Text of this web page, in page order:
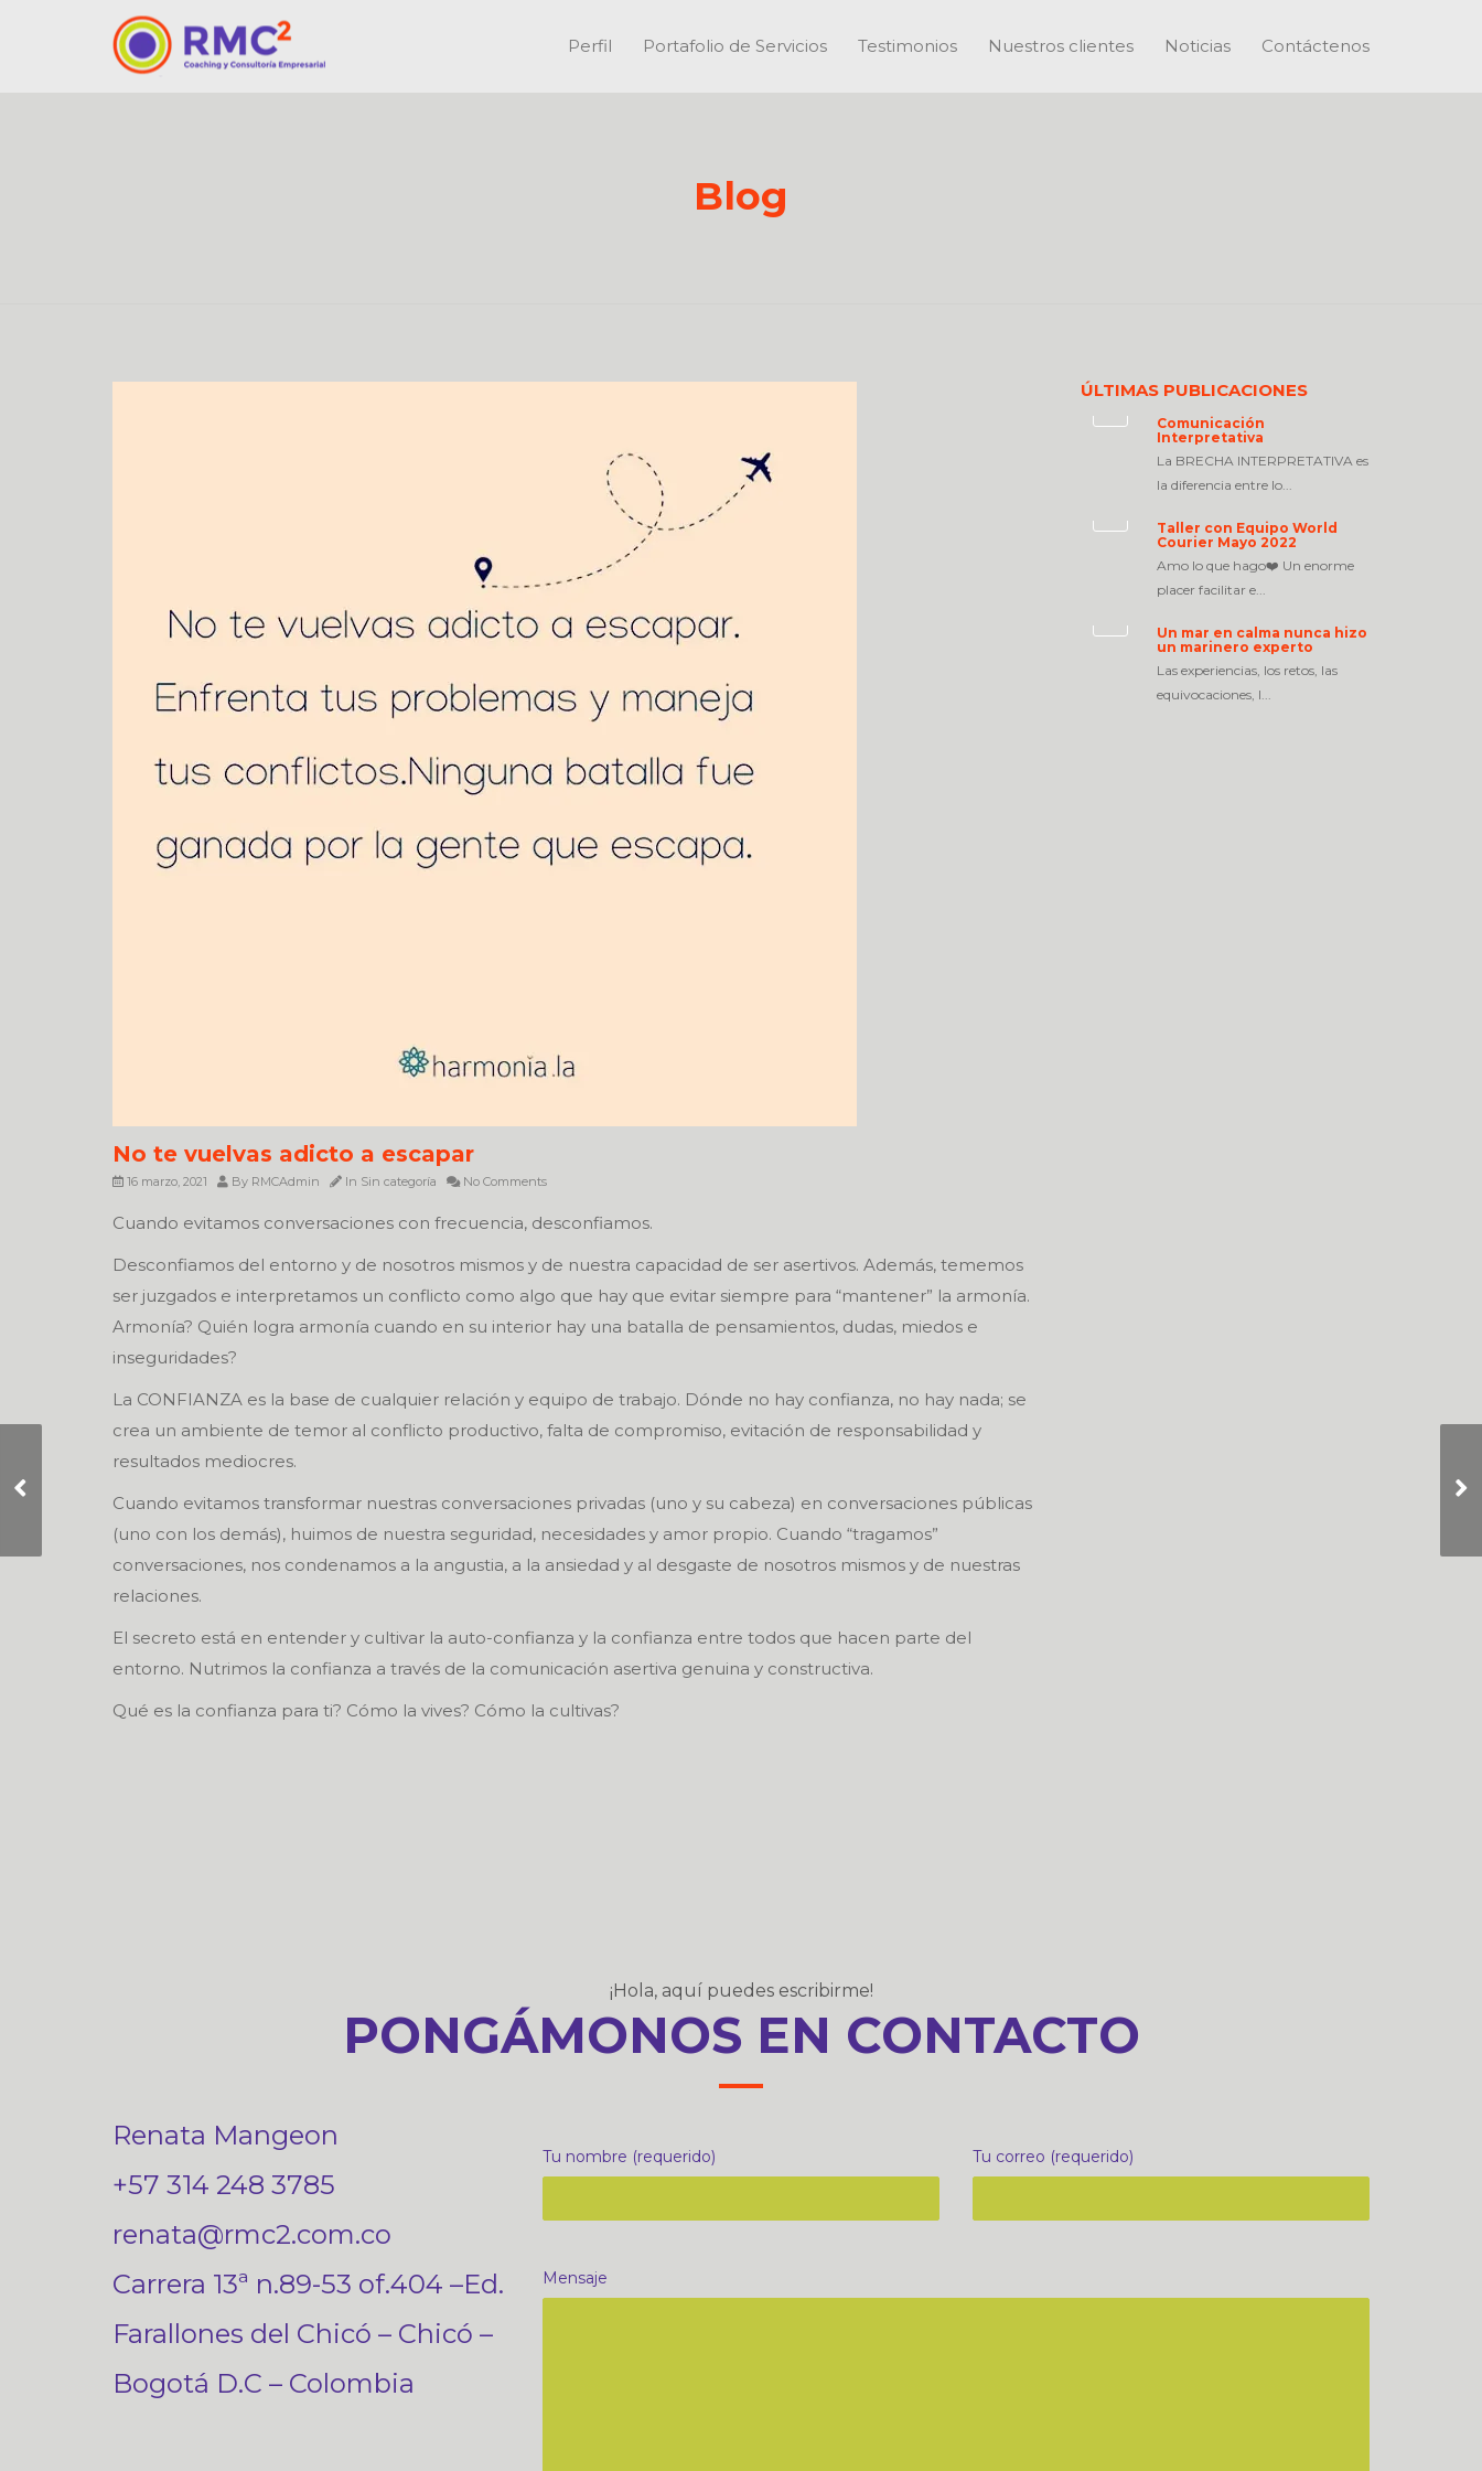
Perfil Portafolio de Servicios Testimonios Nuestros clientes Noticias Contáctenos
Blog
No te vuelvas adicto a escapar
16 marzo, 2021 By RMCAdmin In Sin categoría No Comments
Cuando evitamos conversaciones con frecuencia, desconfiamos.
Desconfiamos del entorno y de nosotros mismos y de nuestra capacidad de ser asertivos. Además, tememos
ser juzgados e interpretamos un conflicto como algo que hay que evitar siempre para “mantener” la armonía.
Armonía? Quién logra armonía cuando en su interior hay una batalla de pensamientos, dudas, miedos e
inseguridades?
La CONFIANZA es la base de cualquier relación y equipo de trabajo. Dónde no hay confianza, no hay nada; se
crea un ambiente de temor al conflicto productivo, falta de compromiso, evitación de responsabilidad y
resultados mediocres.
Cuando evitamos transformar nuestras conversaciones privadas (uno y su cabeza) en conversaciones públicas
(uno con los demás), huimos de nuestra seguridad, necesidades y amor propio. Cuando “tragamos”
conversaciones, nos condenamos a la angustia, a la ansiedad y al desgaste de nosotros mismos y de nuestras
relaciones.
El secreto está en entender y cultivar la auto-confianza y la confianza entre todos que hacen parte del
entorno. Nutrimos la confianza a través de la comunicación asertiva genuina y constructiva.
Qué es la confianza para ti? Cómo la vives? Cómo la cultivas?
ÚLTIMAS PUBLICACIONES
Comunicación
Interpretativa
La BRECHA INTERPRETATIVA es
la diferencia entre lo...
Taller con Equipo World
Courier Mayo 2022
Amo lo que hago❤️ Un enorme
placer facilitar e...
Un mar en calma nunca hizo
un marinero experto
Las experiencias, los retos, las
equivocaciones, l...
La próxima vez que
persona, recuerda:
¡Hola, aquí puedes escribirme!
PONGÁMONOS EN CONTACTO
Renata Mangeon
+57 314 248 3785
renata@rmc2.com.co
Carrera 13ª n.89-53 of.404 –Ed.
Farallones del Chicó – Chicó –
Bogotá D.C – Colombia
Tu nombre (requerido) Tu correo (requerido)
Mensaje